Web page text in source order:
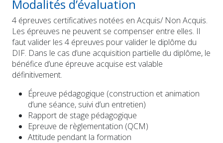
Modalités d’évaluation
4 épreuves certificatives notées en Acquis/ Non Acquis.
Les épreuves ne peuvent se compenser entre elles. Il
faut valider les 4 épreuves pour valider le diplôme du
DIF. Dans le cas d’une acquisition partielle du diplôme, le
bénéfice d’une épreuve acquise est valable
définitivement.
Épreuve pédagogique (construction et animation
d’une séance, suivi d’un entretien)
Rapport de stage pédagogique
Epreuve de règlementation (QCM)
Attitude pendant la formation